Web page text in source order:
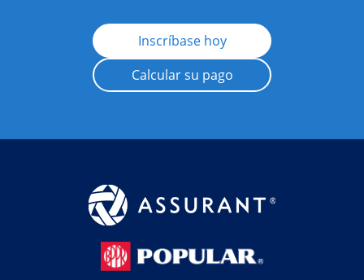
Inscríbase hoy
Calcular su pago